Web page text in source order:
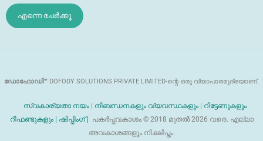
എന്നെ ചേർക്കൂ
ഡോഫോഡി™ DOFODY SOLUTIONS PRIVATE LIMITED-ന്റെ ഒരു വ്യാപാരമുദ്രയാണ്.
സ്വകാര്യതാ നയം | നിബന്ധനകളും വ്യവസ്ഥകളും | റിട്ടേണുകളും
റീഫണ്ടുകളും | ഷിപ്പിംഗ് | പകർപ്പവകാശം © 2018 മുതൽ 2026 വരെ. എല്ലാ
അവകാശങ്ങളും നിക്ഷിപ്തം.